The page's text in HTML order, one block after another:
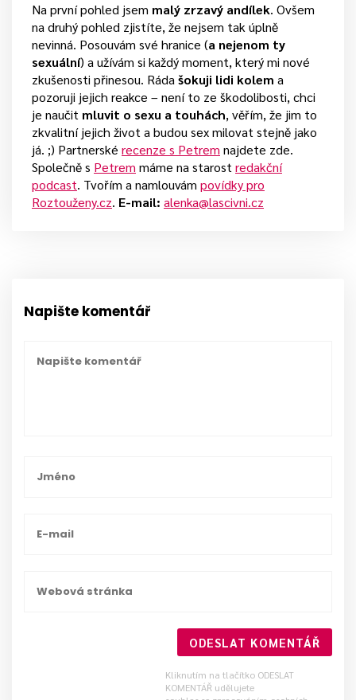
Na první pohled jsem malý zrzavý andílek. Ovšem
na druhý pohled zjistíte, že nejsem tak úplně
nevinná. Posouvám své hranice (a nejenom ty
sexuální) a užívám si každý moment, který mi nové
zkušenosti přinesou. Ráda šokuji lidi kolem a
pozoruji jejich reakce – není to ze škodolibosti, chci
je naučit mluvit o sexu a touhách, věřím, že jim to
zkvalitní jejich život a budou sex milovat stejně jako
já. ;) Partnerské recenze s Petrem najdete zde.
Společně s Petrem máme na starost redakční
podcast. Tvořím a namlouvám povídky pro
Roztouženy.cz. E-mail: alenka@lascivni.cz
Napište komentář
ODESLAT KOMENTÁŘ
Kliknutím na tlačítko ODESLAT
KOMENTÁŘ udělujete